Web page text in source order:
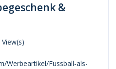
&
Werbeartikel/Fussball-als-